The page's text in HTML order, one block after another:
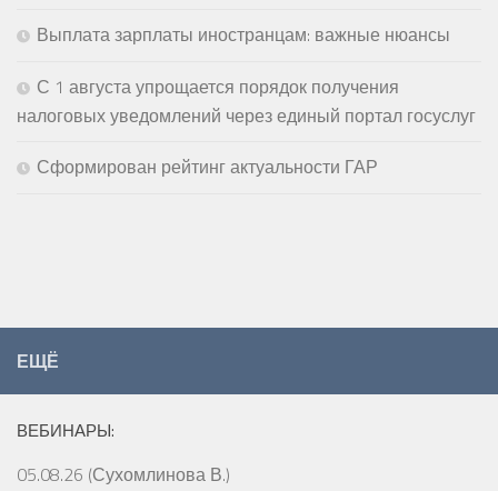
Выплата зарплаты иностранцам: важные нюансы
С 1 августа упрощается порядок получения
налоговых уведомлений через единый портал госуслуг
Сформирован рейтинг актуальности ГАР
ЕЩЁ
ВЕБИНАРЫ:
05.08.26 (Сухомлинова В.)